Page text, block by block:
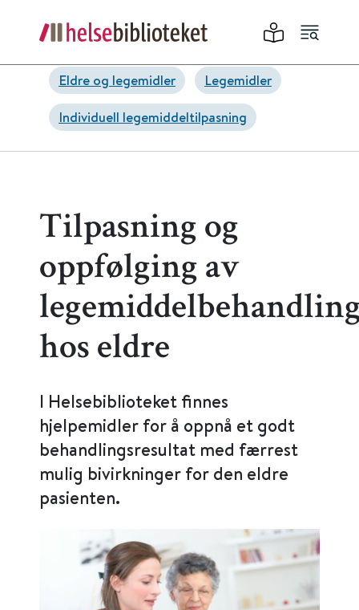
Eldre og legemidler
Legemidler
Individuell legemiddeltilpasning
Tilpasning og
oppfølging av
hos eldre
I Helsebiblioteket finnes
hjelpemidler for å oppnå et godt
behandlingsresultat med færrest
mulig bivirkninger for den eldre
pasienten.